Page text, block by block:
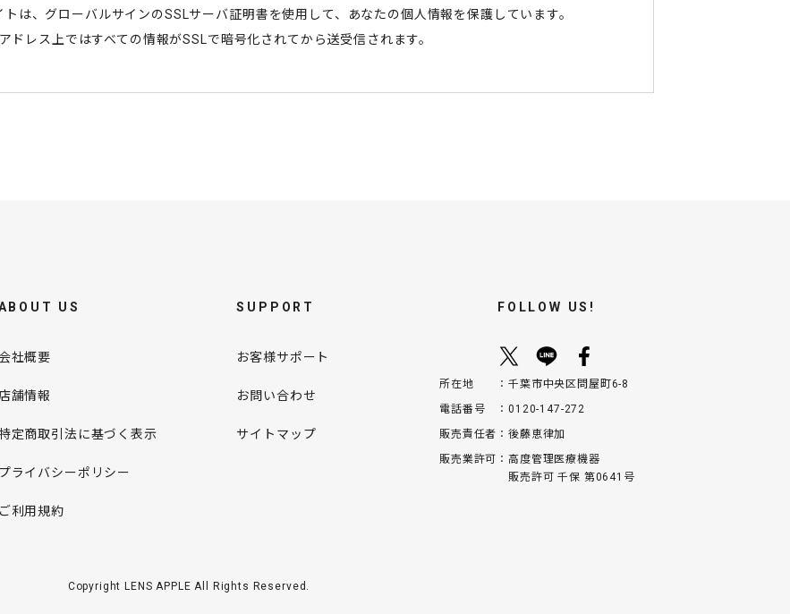
トは、グローバルサインのSSLサーバ証明書を使用して、あなたの個人情報を保護しています。
ドレス上ではすべての情報がSSLで暗号化されてから送受信されます。
US
会社概要
店舗情報
定商取引法に基づく表示
プライバシーポリシー
ご利用規約
SUPPORT
お客様サポート
お問い合わせ
サイトマップ
FOLLOW US!
所在地
千葉市中央区問屋町6-8
電話番号
0120-147-272
販売責任者
後藤恵律加
販売業許可
高度管理医療機器
販売許可 千保 第0641号
Copyright LENS APPLE All Rights Reserved.